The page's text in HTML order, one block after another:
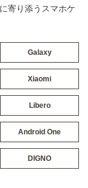
寄り添うスマホケ
Galaxy
Xiaomi
Libero
Android One
DIGNO